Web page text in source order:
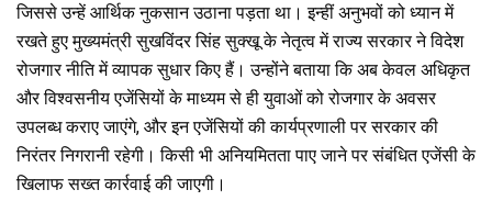
जिससे उन्हें आर्थिक नुकसान उठाना पड़ता था। इन्हीं अनुभवों को ध्यान में
रखते हुए मुख्यमंत्री सुखविंदर सिंह सुक्खू के नेतृत्व में राज्य सरकार ने विदेश
रोजगार नीति में व्यापक सुधार किए हैं। उन्होंने बताया कि अब केवल अधिकृत
और विश्वसनीय एजेंसियों के माध्यम से ही युवाओं को रोजगार के अवसर
उपलब्ध कराए जाएंगे, और इन एजेंसियों की कार्यप्रणाली पर सरकार की
निरंतर निगरानी रहेगी। किसी भी अनियमितता पाए जाने पर संबंधित एजेंसी के
खिलाफ सख्त कार्रवाई की जाएगी।